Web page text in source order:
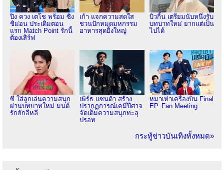
ปิง ควง เตโช พร้อม ซิง
ชิม่อน ประเดิมตอน
แรก Match Point รักนี้
ต้องเสิร์ฟ
เก้า แจกความสดใส
ชวนปักหมุดมหกรรม
อาหารสุดยิ่งใหญ่
บิวกิ้น เตรียมนับหนึ่งรับ
บทบาทใหม่ ยากแต่เป็น
ไปได้
ซี ใส่ลูกเล่นความสนุก
ผ่านบทบาทใหม่ มนต์
รักฮักอีหลี
เพิร์ธ แซนต้า สร้าง
ปรากฏการณ์เคมีปีศาจ
จัดเต็มความสนุกทะลุ
ปรอท
หมาเห่าเครื่องบิน Final
EP. Fan Meeting
กระทู้ข่าวบันเทิงทั้งหมด»